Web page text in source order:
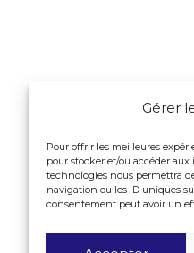
Gérer
Pour offrir les meilleures
pour stocker et/ou accéder
technologies nous permettra
navigation ou les ID uniques
consentement peut avoir un